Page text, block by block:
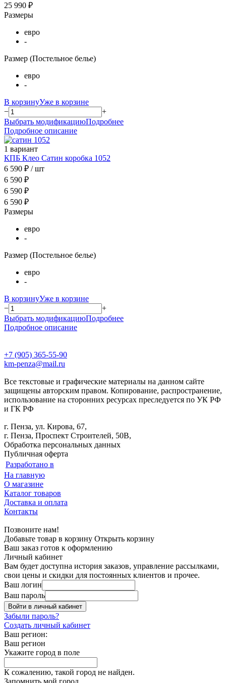
25 990 ₽
Размеры
евро
-
Размер (Постельное белье)
евро
-
В корзинуУже в корзине
−
+
Выбрать модификациюПодробнее
Подробное описание
1 вариант
КПБ Клео Сатин коробка 1052
6 590 ₽ / шт
6 590 ₽
6 590 ₽
6 590 ₽
Размеры
евро
-
Размер (Постельное белье)
евро
-
В корзинуУже в корзине
−
+
Выбрать модификациюПодробнее
Подробное описание
+7 (905) 365-55-90
km-penza@mail.ru
Все текстовые и графические материалы на данном сайте
защищены авторским правом. Копирование, распространение,
использование на сторонних ресурсах преследуется по УК РФ
и ГК РФ
г. Пенза, ул. Кирова, 67,
г. Пенза, Проспект Строителей, 50В,
Обработка персональных данных
Публичная оферта
Разработано в
На главную
О магазине
Каталог товаров
Доставка и оплата
Контакты
Позвоните нам!
Добавьте товар в корзину Открыть корзину
Ваш заказ готов к оформлению
Личный кабинет
Вам будет доступна история заказов, управление рассылками,
свои цены и скидки для постоянных клиентов и прочее.
Ваш логин
Ваш пароль
Войти в личный кабинет
Забыли пароль?
Создать личный кабинет
Ваш регион:
Ваш регион
Укажите город в поле
К сожалению, такой город не найден.
Запомнить мой город